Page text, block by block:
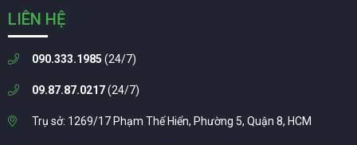
LIÊN HỆ
090.333.1985 (24/7)
09.87.87.0217(24/7)
Trụ sở: 1269/17 Phạm Thế Hiển, Phường 5, Quận 8, HCM